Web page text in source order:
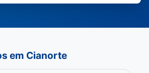
em Cianorte